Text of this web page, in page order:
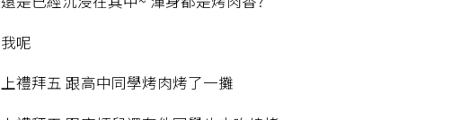
我呢
上禮拜五 跟高中同學烤肉烤了一攤